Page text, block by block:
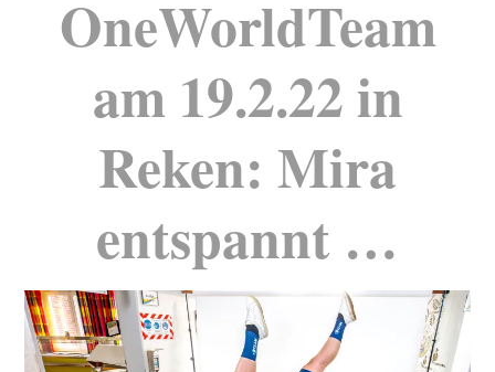
OneWorldTeam
am 19.2.22 in
Reken: Mira
entspannt …